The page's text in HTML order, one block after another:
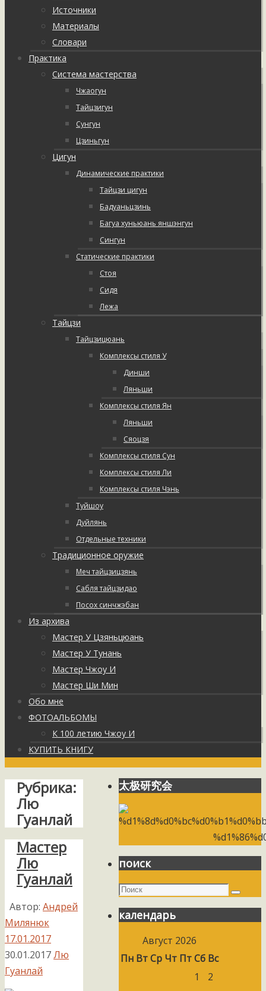
Источники
Материалы
Словари
Практика
Система мастерства
Чжаогун
Тайцзигун
Сунгун
Цзиньгун
Цигун
Динамические практики
Тайцзи цигун
Бадуаньцзинь
Багуа хуньюань яншэнгун
Сингун
Статические практики
Стоя
Сидя
Лежа
Тайцзи
Тайцзицюань
Комплексы стиля У
Динши
Ляньши
Комплексы стиля Ян
Ляньши
Сяоцзя
Комплексы стиля Сун
Комплексы стиля Ли
Комплексы стиля Чэнь
Туйшоу
Дуйлянь
Отдельные техники
Традиционное оружие
Меч тайцзицзянь
Сабля тайцзидао
Посох синчжэбан
Из архива
Мастер У Цзяньцюань
Мастер У Тунань
Мастер Чжоу И
Мастер Ши Мин
Обо мне
ФОТОАЛЬБОМЫ
К 100 летию Чжоу И
КУПИТЬ КНИГУ
Рубрика:
Лю
Гуанлай
Мастер
Лю
Гуанлай
Автор: Андрей
Милянюк
17.01.2017
30.01.2017Лю
Гуанлай
太极研究会
поиск
Поиск
Поиск
календарь
Август 2026
Пн ВтСр Чт ПтСб Вс
1
2